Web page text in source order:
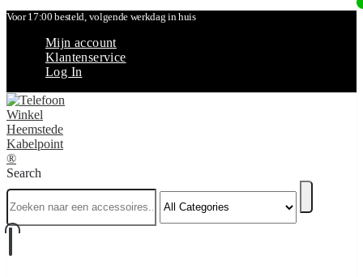
Voor 17:00 besteld, volgende werkdag in huis
Mijn account
Klantenservice
Log In
Search